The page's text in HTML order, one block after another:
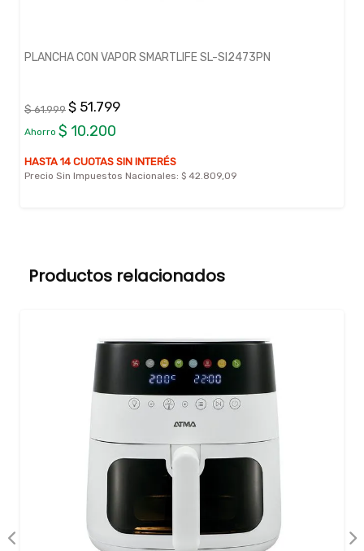
PLANCHA CON VAPOR SMARTLIFE SL-SI2473PN
$ 61.999 $ 51.799
Ahorro $ 10.200
HASTA 14 CUOTAS SIN INTERÉS
Precio Sin Impuestos Nacionales: $ 42.809,09
Productos relacionados